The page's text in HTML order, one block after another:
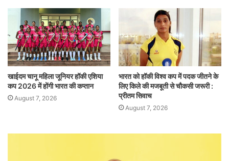
खाईदम चानू महिला जूनियर हॉकी एशिया
कप 2026 में होंगी भारत की कप्तान
August 7, 2026
भारत को हॉकी विश्व कप में पदक जीतने के
लिए किले की मजबूती से चौकसी जरूरी :
प्रीतम सिवाच
August 7, 2026